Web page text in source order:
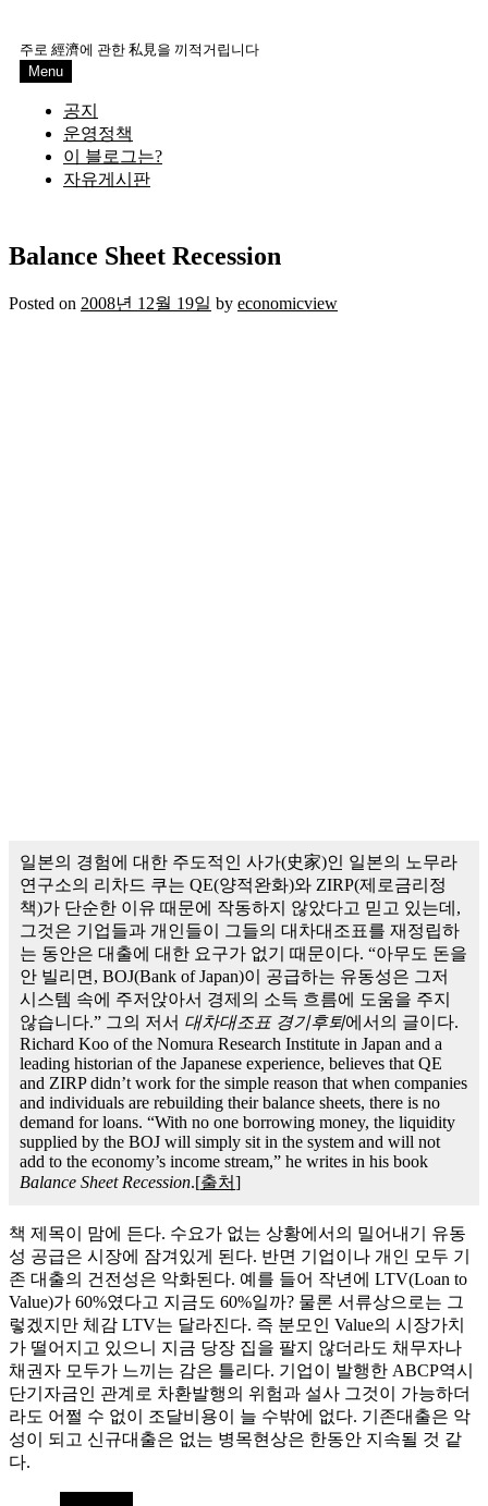
content
주로 經濟에 관한 私見을 끼적거립니다
Menu
공지
운영정책
이 블로그는?
자유게시판
Balance Sheet Recession
Posted on 2008년 12월 19일 by economicview
일본의 경험에 대한 주도적인 사가(史家)인 일본의 노무라
연구소의 리차드 쿠는 QE(양적완화)와 ZIRP(제로금리정
책)가 단순한 이유 때문에 작동하지 않았다고 믿고 있는데,
그것은 기업들과 개인들이 그들의 대차대조표를 재정립하
는 동안은 대출에 대한 요구가 없기 때문이다. “아무도 돈을
안 빌리면, BOJ(Bank of Japan)이 공급하는 유동성은 그저
시스템 속에 주저앉아서 경제의 소득 흐름에 도움을 주지
않습니다.” 그의 저서 대차대조표 경기후퇴에서의 글이다.
Richard Koo of the Nomura Research Institute in Japan and a
leading historian of the Japanese experience, believes that QE
and ZIRP didn’t work for the simple reason that when companies
and individuals are rebuilding their balance sheets, there is no
demand for loans. “With no one borrowing money, the liquidity
supplied by the BOJ will simply sit in the system and will not
add to the economy’s income stream,” he writes in his book
Balance Sheet Recession.[출처]
책 제목이 맘에 든다. 수요가 없는 상황에서의 밀어내기 유동
성 공급은 시장에 잠겨있게 된다. 반면 기업이나 개인 모두 기
존 대출의 건전성은 악화된다. 예를 들어 작년에 LTV(Loan to
Value)가 60%였다고 지금도 60%일까? 물론 서류상으로는 그
렇겠지만 체감 LTV는 달라진다. 즉 분모인 Value의 시장가치
가 떨어지고 있으니 지금 당장 집을 팔지 않더라도 채무자나
채권자 모두가 느끼는 감은 틀리다. 기업이 발행한 ABCP역시
단기자금인 관계로 차환발행의 위험과 설사 그것이 가능하더
라도 어쩔 수 없이 조달비용이 늘 수밖에 없다. 기존대출은 악
성이 되고 신규대출은 없는 병목현상은 한동안 지속될 것 같
다.